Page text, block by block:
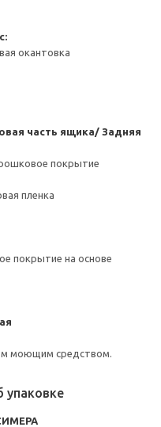
окантовка
часть ящика/ Задняя
покрытие
пленка
покрытие на основе
моющим средством.
упаковке